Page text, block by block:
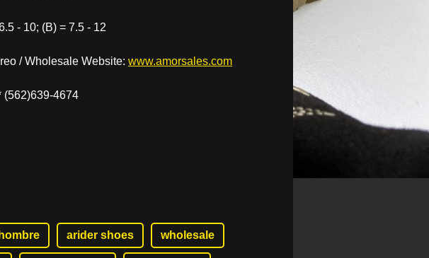
- 10; (B) = 7.5 - 12
/ Wholesale Website: www.amorsales.com
(562)639-4674
arider shoes wholesale